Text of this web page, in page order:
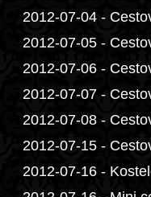
2012-07-04 -
2012-07-05 -
2012-07-06 -
2012-07-07 -
2012-07-08 -
2012-07-15 -
2012-07-16 -